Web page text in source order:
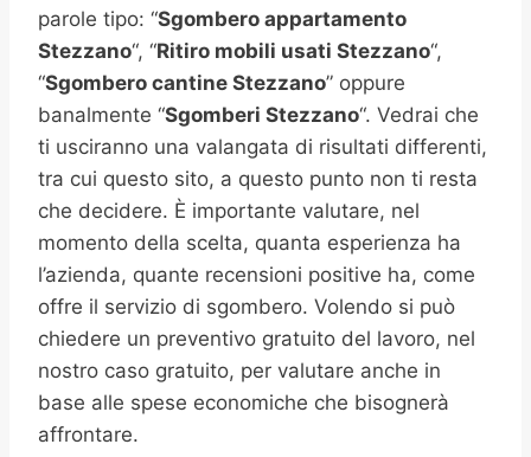
parole tipo: “Sgombero appartamento
Stezzano“, “Ritiro mobili usati Stezzano“,
“Sgombero cantine Stezzano” oppure
banalmente “Sgomberi Stezzano“. Vedrai che
ti usciranno una valangata di risultati differenti,
tra cui questo sito, a questo punto non ti resta
che decidere. È importante valutare, nel
momento della scelta, quanta esperienza ha
l’azienda, quante recensioni positive ha, come
offre il servizio di sgombero. Volendo si può
chiedere un preventivo gratuito del lavoro, nel
nostro caso gratuito, per valutare anche in
base alle spese economiche che bisognerà
affrontare.